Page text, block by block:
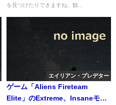
を見つけたりできますね。観...
エイリアン・プレデター
ゲーム「Aliens Fireteam
Elite」のExtreme、Insaneモー